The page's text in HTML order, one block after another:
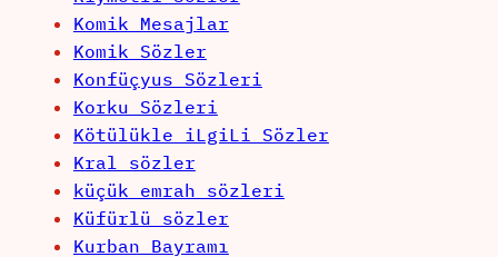
Komik Mesajlar
Komik Sözler
Konfüçyus Sözleri
Korku Sözleri
Kötülükle iLgiLi Sözler
Kral sözler
küçük emrah sözleri
Küfürlü sözler
Kurban Bayramı